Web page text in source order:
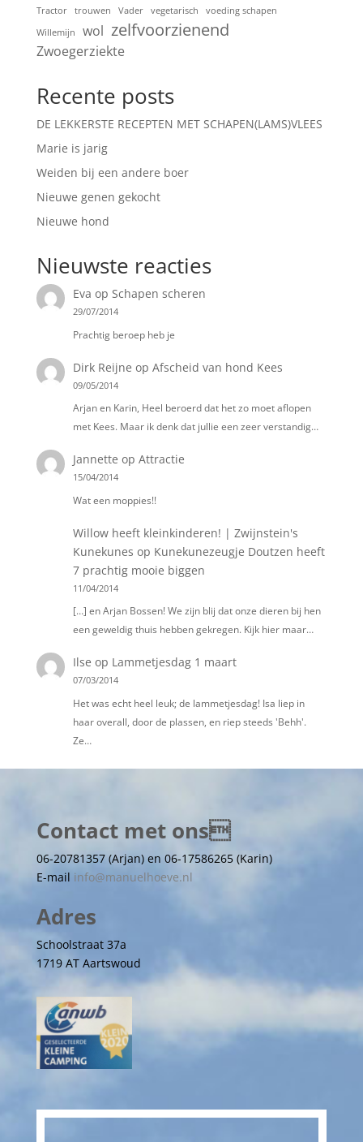
Tractor
trouwen Vader vegetarisch
voeding schapen
Willemijn
wol zelfvoorzienend
Zwoegerziekte
Recente posts
DE LEKKERSTE RECEPTEN MET SCHAPEN(LAMS)VLEES
Marie is jarig
Weiden bij een andere boer
Nieuwe genen gekocht
Nieuwe hond
Nieuwste reacties
Eva opSchapen scheren
29/07/2014
Prachtig beroep heb je
Dirk Reijne opAfscheid van hond Kees
09/05/2014
Arjan en Karin, Heel beroerd dat het zo moet aflopen
met Kees. Maar ik denk dat jullie een zeer verstandig…
Jannette opAttractie
15/04/2014
Wat een moppies!!
Willow heeft kleinkinderen! | Zwijnstein's
Kunekunes op Kunekunezeugje Doutzen heeft
7 prachtig mooie biggen
11/04/2014
[…] en Arjan Bossen! We zijn blij dat onze dieren bij hen
een geweldig thuis hebben gekregen. Kijk hier maar…
Ilse op Lammetjesdag 1 maart
07/03/2014
Het was echt heel leuk; de lammetjesdag! Isa liep in
haar overall, door de plassen, en riep steeds 'Behh'.
Ze…
Contact met ons
06-20781357 (Arjan) en 06-17586265 (Karin)
E-mail info@manuelhoeve.nl
Adres
Schoolstraat 37a
1719 AT Aartswoud